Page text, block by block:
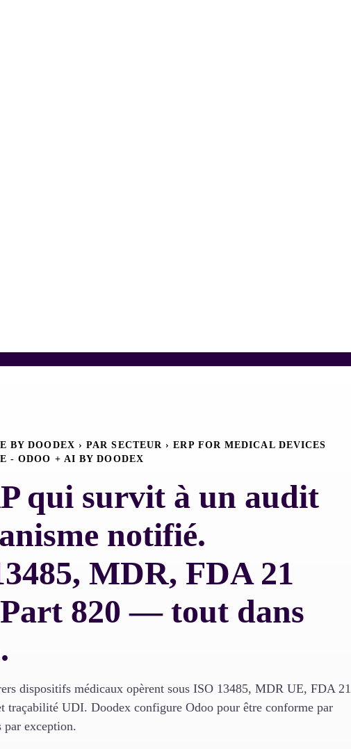
BY DOODEX › PAR SECTEUR › ERP FOR MEDICAL DEVICES
- ODOO + AI BY DOODEX
qui survit à un audit
notifié.
MDR, FDA 21
820 — tout dans
dispositifs médicaux opèrent sous ISO 13485, MDR UE, FDA 21
traçabilité UDI. Doodex configure Odoo pour être conforme par
par exception.